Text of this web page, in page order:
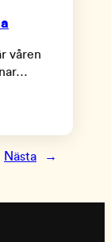
våren
Nästa →